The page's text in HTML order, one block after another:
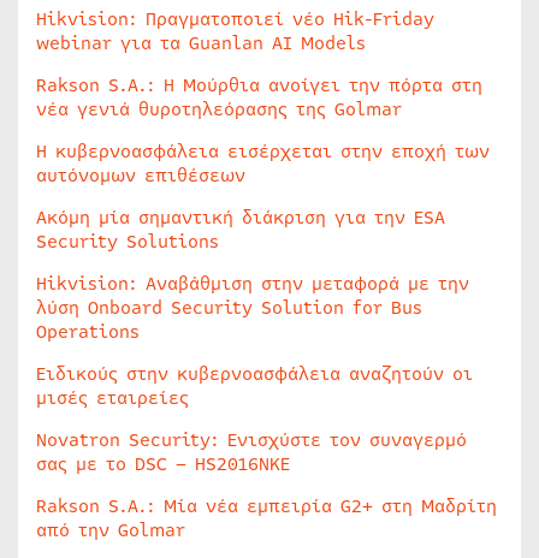
Hikvision: Πραγματοποιεί νέο Hik-Friday
webinar για τα Guanlan AI Models
Rakson S.A.: Η Μούρθια ανοίγει την πόρτα στη
νέα γενιά θυροτηλεόρασης της Golmar
Η κυβερνοασφάλεια εισέρχεται στην εποχή των
αυτόνομων επιθέσεων
Ακόμη μία σημαντική διάκριση για την ESA
Security Solutions
Hikvision: Αναβάθμιση στην μεταφορά με την
λύση Onboard Security Solution for Bus
Operations
Ειδικούς στην κυβερνοασφάλεια αναζητούν οι
μισές εταιρείες
Novatron Security: Ενισχύστε τον συναγερμό
σας με το DSC – HS2016NKE
Rakson S.A.: Μία νέα εμπειρία G2+ στη Μαδρίτη
από την Golmar